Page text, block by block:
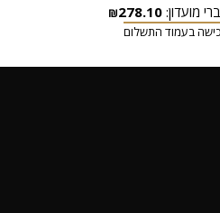
מועדון: ₪278.10
בעמוד התשלום